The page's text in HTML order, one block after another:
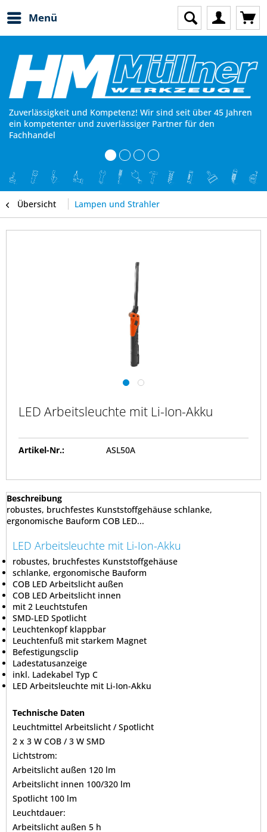
Menü
Zuverlässigkeit und Kompetenz! Wir sind seit über 45 Jahren
ein kompetenter und zuverlässiger Partner für den
Fachhandel
Übersicht Lampen und Strahler
LED Arbeitsleuchte mit Li-Ion-Akku
Artikel-Nr.: ASL50A
Beschreibung
robustes, bruchfestes Kunststoffgehäuse schlanke,
ergonomische Bauform COB LED...
LED Arbeitsleuchte mit Li-Ion-Akku
robustes, bruchfestes Kunststoffgehäuse
schlanke, ergonomische Bauform
COB LED Arbeitslicht außen
COB LED Arbeitslicht innen
mit 2 Leuchtstufen
SMD-LED Spotlicht
Leuchtenkopf klappbar
Leuchtenfuß mit starkem Magnet
Befestigungsclip
Ladestatusanzeige
inkl. Ladekabel Typ C
LED Arbeitsleuchte mit Li-Ion-Akku
Technische Daten
Leuchtmittel Arbeitslicht / Spotlicht
2 x 3 W COB / 3 W SMD
Lichtstrom:
Arbeitslicht außen 120 lm
Arbeitslicht innen 100/320 lm
Spotlicht 100 lm
Leuchtdauer:
Arbeitslicht außen 5 h